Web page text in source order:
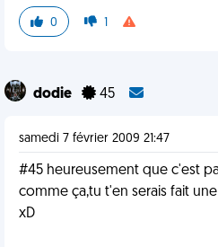
0 1
dodie 45
samedi 7 février 2009 21:47
#45 heureusement que c'est
comme ça,tu t'en serais fait
xD